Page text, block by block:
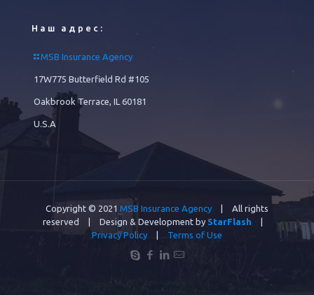
Наш адрес:
MSB Insurance Agency
17W775 Butterfield Rd #105
Oakbrook Terrace, IL 60181
U.S.A
Copyright © 2021 MSB Insurance Agency | All rights
reserved | Design & Development by StarFlash
Privacy Policy
Terms of Use